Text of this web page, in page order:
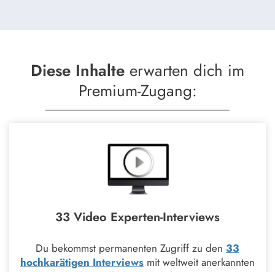
Diese Inhalte erwarten dich im
Premium-Zugang:
33 Video Experten-Interviews
Du bekommst permanenten Zugriff zu den 33
hochkarätigen Interviews mit weltweit anerkannten